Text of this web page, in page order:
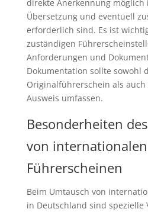
direkte Anerkennung möglich
Übersetzung und eventuell
erforderlich sind. Es ist
zuständigen
Anforderungen und
Dokumentation sollte sowohl
Originalführerschein als
Ausweis umfassen.
Besonderheiten
von internationalen
Führerscheinen
Beim Umtausch von
in Deutschland sind spezielle